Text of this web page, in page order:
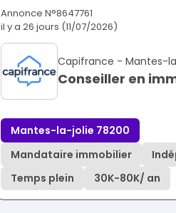
Annonce N°8647761
il y a 26 jours (11/07/2026)
Capifrance - Mantes-
Conseiller en
Mantes-la-jolie 78200
Mandataire immobilier
Temps plein
30K-80K/ an